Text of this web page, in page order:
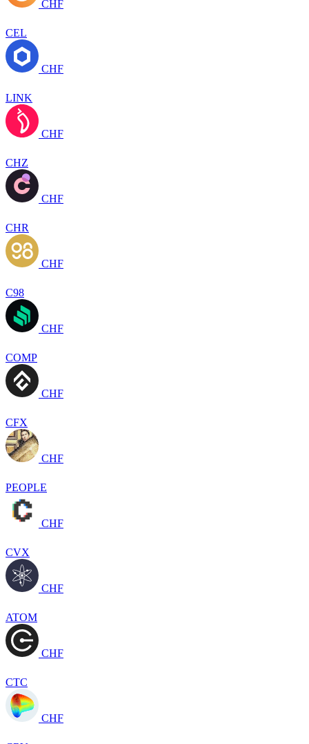
CHF
CEL
CHF
LINK
CHF
CHZ
CHF
CHR
CHF
C98
CHF
COMP
CHF
CFX
CHF
PEOPLE
CHF
CVX
CHF
ATOM
CHF
CTC
CHF